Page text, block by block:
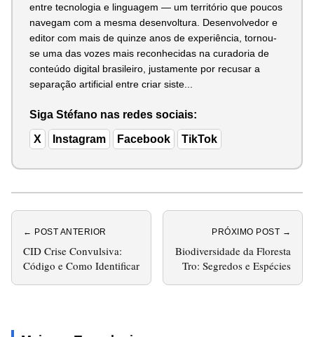
entre tecnologia e linguagem — um território que poucos
navegam com a mesma desenvoltura. Desenvolvedor e
editor com mais de quinze anos de experiência, tornou-
se uma das vozes mais reconhecidas na curadoria de
conteúdo digital brasileiro, justamente por recusar a
separação artificial entre criar siste...
Siga Stéfano nas redes sociais:
X Instagram Facebook TikTok
← POST ANTERIOR
CID Crise Convulsiva:
Código e Como Identificar
PRÓXIMO POST →
Biodiversidade da Floresta
Tro: Segredos e Espécies